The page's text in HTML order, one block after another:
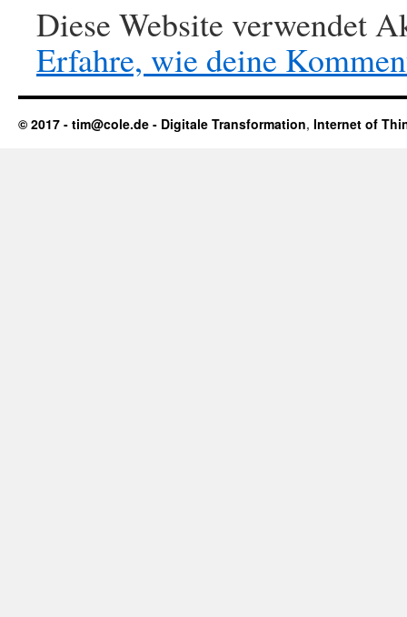
Diese Website verwendet
Erfahre, wie deine
© 2017 - tim@cole.de - Digitale Transformation, Internet of